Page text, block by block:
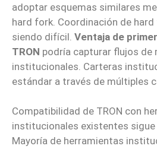
adoptar esquemas similares
hard fork. Coordinación de
siendo difícil. Ventaja de
TRON podría capturar flujos de
institucionales. Carteras
estándar a través de múltiples
Compatibilidad de TRON con
institucionales existentes
Mayoría de herramientas